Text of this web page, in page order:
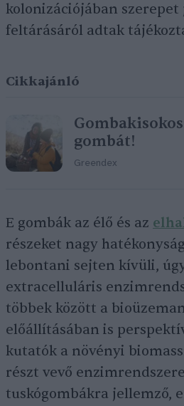
kolonizációjában
feltárásáról adtak
Cikkajánló
gombát!
Greendex
E gombák az élő és az
részeket nagy
lebontani sejten kívüli,
extracelluláris
többek között a
előállításában is
kutatók a növényi
részt vevő
tuskógombákra jellemző,